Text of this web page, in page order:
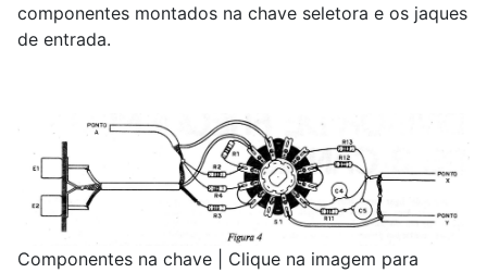
componentes montados na chave seletora e os jaques
de entrada.
Componentes na chave | Clique na imagem para